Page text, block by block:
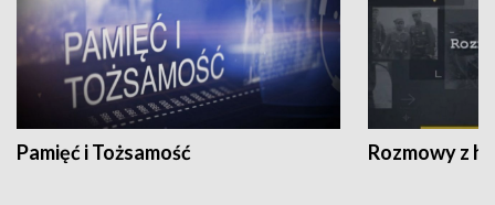
Pamięć i Tożsamość Rozmowy z